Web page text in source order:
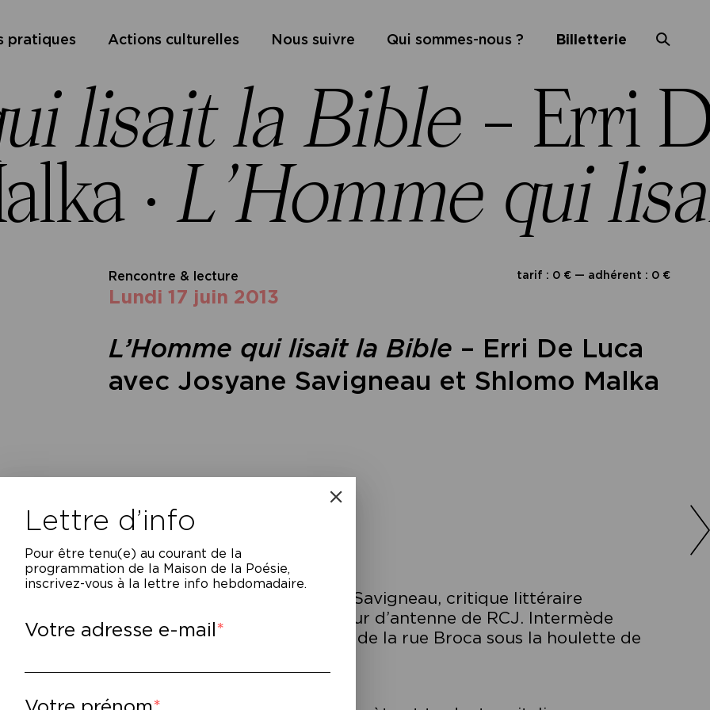
pratiques Actions culturelles Nous suivre Qui sommes-nous ? Billetterie
lisait la Bible – Erri
· L’Homme qui
tarif : 0 € — adhérent : 0 €
Rencontre & lecture
lundi 17 juin 2013
L’Homme qui lisait la Bible – Erri De Luca
avec Josyane Savigneau et Shlomo Malka
à trois voix par Erri de Luca, Josyane Savigneau, critique littéraire
Monde
et Shlomo Malka, écrivain et directeur d’antenne de RCJ. Intermède
par les élèves de l’Ecole d’Art musical de la rue Broca sous la houlette de
directeur Sergio Garcia.
Lettre d’info
Pour être tenu(e) au courant de la
programmation de la Maison de la Poésie,
inscrivez-vous à la lettre info hebdomadaire.
Votre adresse e-mail